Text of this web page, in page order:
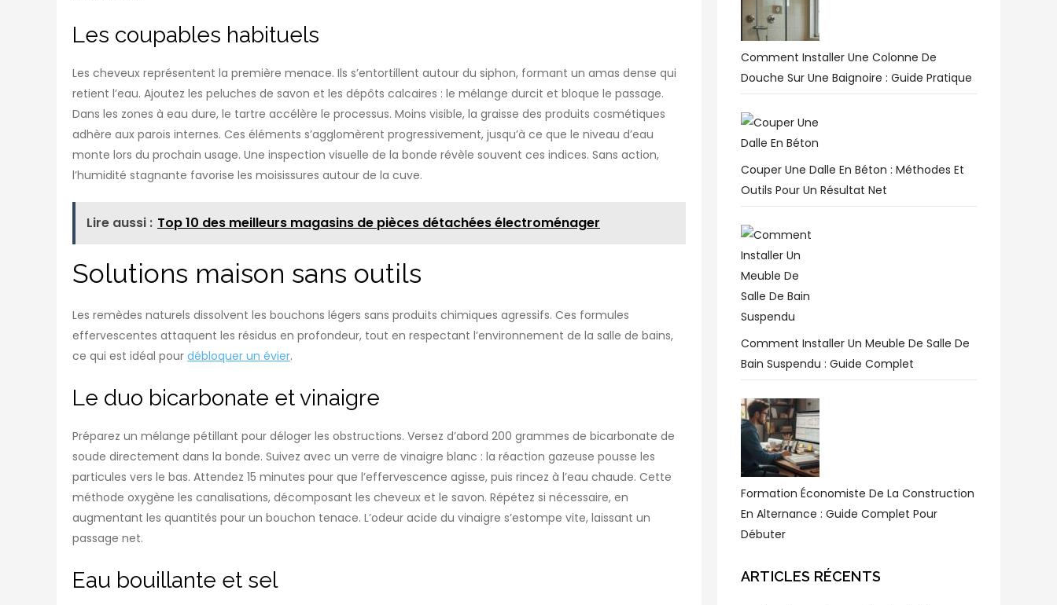
Les coupables habituels
Les cheveux représentent la première menace. Ils s’entortillent autour du siphon, formant un amas dense qui
retient l’eau. Ajoutez les peluches de savon et les dépôts calcaires : le mélange durcit et bloque le passage.
Dans les zones à eau dure, le tartre accélère le processus. Moins visible, la graisse des produits cosmétiques
adhère aux parois internes. Ces éléments s’agglomèrent progressivement, jusqu’à ce que le niveau d’eau
monte lors du prochain usage. Une inspection visuelle de la bonde révèle souvent ces indices. Sans action,
l’humidité stagnante favorise les moisissures autour de la cuve.
Lire aussi : Top 10 des meilleurs magasins de pièces détachées électroménager
Solutions maison sans outils
Les remèdes naturels dissolvent les bouchons légers sans produits chimiques agressifs. Ces formules
effervescentes attaquent les résidus en profondeur, tout en respectant l’environnement de la salle de bains,
ce qui est idéal pour débloquer un évier.
Le duo bicarbonate et vinaigre
Préparez un mélange pétillant pour déloger les obstructions. Versez d’abord 200 grammes de bicarbonate de
soude directement dans la bonde. Suivez avec un verre de vinaigre blanc : la réaction gazeuse pousse les
particules vers le bas. Attendez 15 minutes pour que l’effervescence agisse, puis rincez à l’eau chaude. Cette
méthode oxygène les canalisations, décomposant les cheveux et le savon. Répétez si nécessaire, en
augmentant les quantités pour un bouchon tenace. L’odeur acide du vinaigre s’estompe vite, laissant un
passage net.
Eau bouillante et sel
Comment Installer Une Colonne De
Douche Sur Une Baignoire : Guide Pratique
Couper Une Dalle En Béton : Méthodes Et
Outils Pour Un Résultat Net
Comment Installer Un Meuble De Salle De
Bain Suspendu : Guide Complet
Formation Économiste De La Construction
En Alternance : Guide Complet Pour
Débuter
ARTICLES RÉCENTS